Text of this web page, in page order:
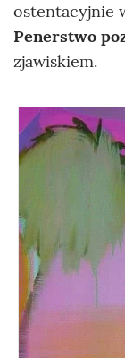
ostentacyjnie
Penerstwo
zjawiskiem.